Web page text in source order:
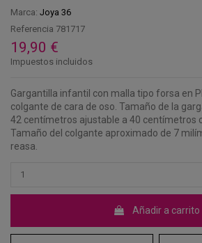
Marca: Joya 36
Referencia 781717
19,90 €
Impuestos incluidos
Gargantilla infantil con malla tipo forsa en
colgante de cara de oso. Tamaño de la
42 centímetros ajustable a 40 centímetros
Tamaño del colgante aproximado de 7
reasa.
Añadir a carrito